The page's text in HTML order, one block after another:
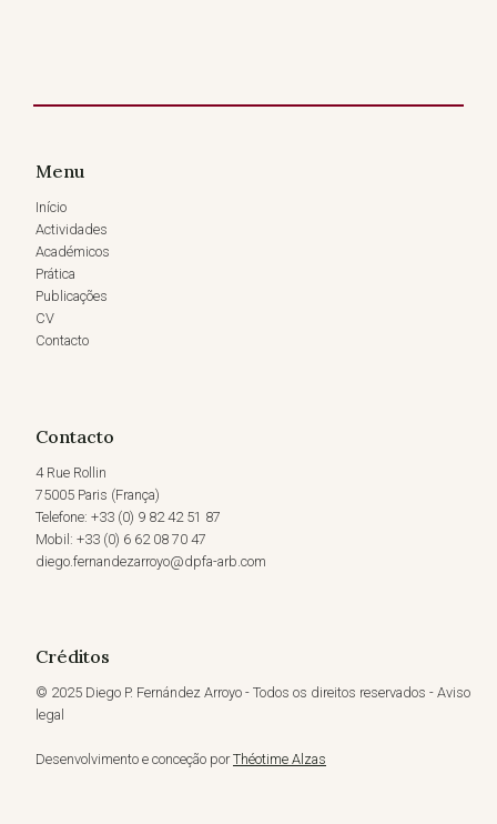
Menu
Início
Actividades
Académicos
Prática
Publicações
CV
Contacto
Contacto
4 Rue Rollin
75005 Paris (França)
Telefone: +33 (0) 9 82 42 51 87
Mobil: +33 (0) 6 62 08 70 47
diego.fernandezarroyo@dpfa-arb.com
Créditos
© 2025 Diego P. Fernández Arroyo - Todos os direitos reservados - Aviso
legal
Desenvolvimento e conceção porThéotime Alzas